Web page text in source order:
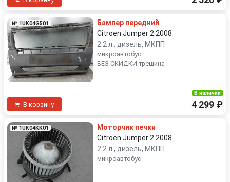
№ 1UK04G501
Бампер передний
Citroen Jumper 2 2008
2.2 л., дизель, МКПП
микроавтобус
БЕЗ СКИДКИ трещина
В корзину
В наличии
4 299 ₽
№ 1UK04KK01
Моторчик печки
Citroen Jumper 2 2008
2.2 л., дизель, МКПП
микроавтобус